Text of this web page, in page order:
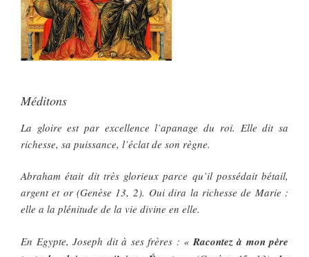
Méditons
La gloire est par excellence l’apanage du roi. Elle dit sa
richesse, sa puissance, l’éclat de son règne.
Abraham était dit très glorieux parce qu’il possédait bétail,
argent et or (Genèse 13, 2). Oui dira la richesse de Marie :
elle a la plénitude de la vie divine en elle.
En Egypte, Joseph dit à ses frères : « Racontez à mon père